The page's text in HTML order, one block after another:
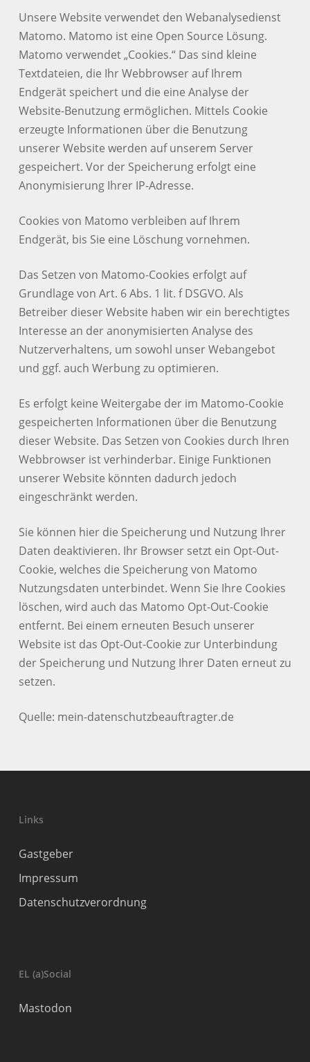
Unsere Website verwendet den Webanalysedienst
Matomo. Matomo ist eine Open Source Lösung.
Matomo verwendet „Cookies.“ Das sind kleine
Textdateien, die Ihr Webbrowser auf Ihrem
Endgerät speichert und die eine Analyse der
Website-Benutzung ermöglichen. Mittels Cookie
erzeugte Informationen über die Benutzung
unserer Website werden auf unserem Server
gespeichert. Vor der Speicherung erfolgt eine
Anonymisierung Ihrer IP-Adresse.
Cookies von Matomo verbleiben auf Ihrem
Endgerät, bis Sie eine Löschung vornehmen.
Das Setzen von Matomo-Cookies erfolgt auf
Grundlage von Art. 6 Abs. 1 lit. f DSGVO. Als
Betreiber dieser Website haben wir ein berechtigtes
Interesse an der anonymisierten Analyse des
Nutzerverhaltens, um sowohl unser Webangebot
und ggf. auch Werbung zu optimieren.
Es erfolgt keine Weitergabe der im Matomo-Cookie
gespeicherten Informationen über die Benutzung
dieser Website. Das Setzen von Cookies durch Ihren
Webbrowser ist verhinderbar. Einige Funktionen
unserer Website könnten dadurch jedoch
eingeschränkt werden.
Sie können hier die Speicherung und Nutzung Ihrer
Daten deaktivieren. Ihr Browser setzt ein Opt-Out-
Cookie, welches die Speicherung von Matomo
Nutzungsdaten unterbindet. Wenn Sie Ihre Cookies
löschen, wird auch das Matomo Opt-Out-Cookie
entfernt. Bei einem erneuten Besuch unserer
Website ist das Opt-Out-Cookie zur Unterbindung
der Speicherung und Nutzung Ihrer Daten erneut zu
setzen.
Quelle: mein-datenschutzbeauftragter.de
Links
Gastgeber
Impressum
Datenschutzverordnung
EL (a)Social
Mastodon